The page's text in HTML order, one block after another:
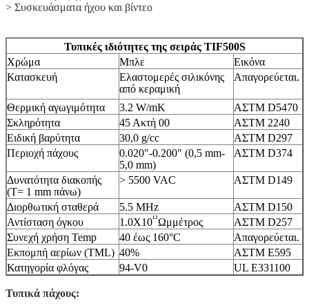
Αφήστε ένα μήνυμα
We bellen je snel terug!
> Συσκευάσματα ήχου και βίντεο
Τυπικές ιδιότητες της σειράς TIF500S
Χρώμα
Μπλε
Εικόνα
Κατασκευή
Ελαστομερές σιλικόνης
από κεραμική
Απαγορεύεται.
Θερμική αγωγιμότητα 3.2 W/mK
ΑΣTM D5470
Σκληρότητα
45 Ακτή 00
ΑΣTM 2240
Ειδική βαρύτητα
30,0 g/cc
ΑΣTM D297
Περιοχή πάχους
0.020"-0.200" (0,5 mm-
5,0 mm)
ΑΣTM D374
Δυνατότητα διακοπής
(T= 1 mm πάνω)
> 5500 VAC ΑΣTM D149
Διορθωτική σταθερά 5.5 MHz
ΑΣTM D150
Αντίσταση όγκου
1.0X10¹²Ωμμέτρος
ΑΣTM D257
Συνεχή χρήση Temp
40 έως 160°C
Απαγορεύεται.
Εκπομπή αερίων (TML) 40%
ΑΣTM E595
Κατηγορία φλόγας
94-V0 UL E331100
Τυπικά πάχους: